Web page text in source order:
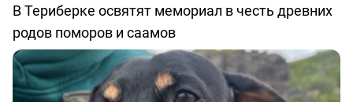
В Териберке освятят мемориал в честь древних
родов поморов и саамов